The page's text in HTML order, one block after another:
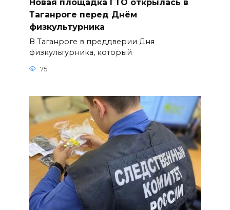
Новая площадка ГТО открылась в
Таганроге перед Днём
физкультурника
В Таганроге в преддверии Дня
физкультурника, который
75